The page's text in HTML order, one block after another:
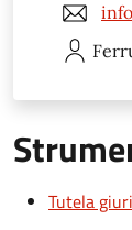
Tutela